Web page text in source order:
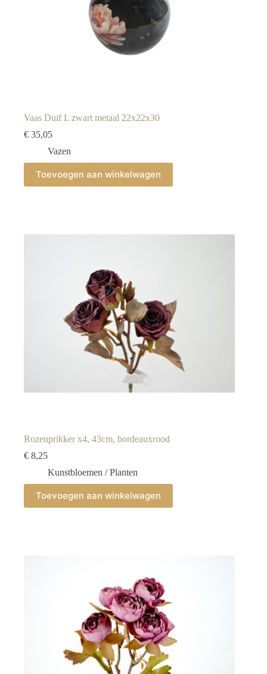
Vaas Duif L zwart metaal 22x22x30
€ 35,05
Vazen
Toevoegen aan winkelwagen
Rozenprikker x4, 43cm, bordeauxrood
€ 8,25
Kunstbloemen / Planten
Toevoegen aan winkelwagen